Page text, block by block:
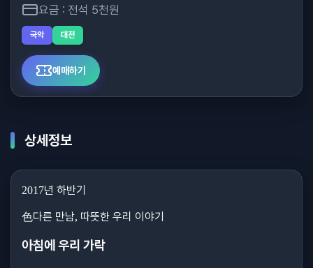
요금 : 전석 5천원
국악 대전
예매하기
상세정보
2017년 하반기
色다른 만남, 따뜻한 우리 이야기
아침에 우리 가락